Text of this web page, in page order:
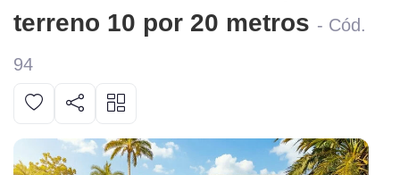
terreno 10 por 20 metros - Cód.
94